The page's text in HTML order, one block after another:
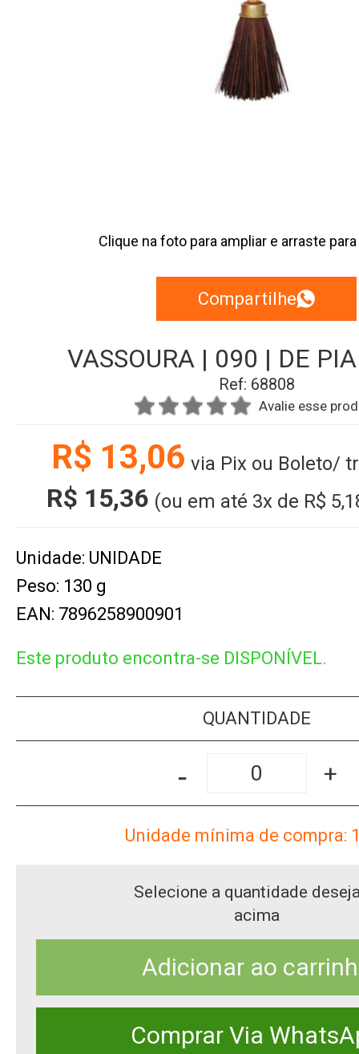
Clique na foto para ampliar e arraste
Compartilhe
VASSOURA | 090 | DE
Ref: 68808
Avalie esse
R$ 13,06 via Pix ou Boleto/
R$ 15,36 (ou em até 3x de R$
Unidade: UNIDADE
Peso: 130 g
EAN: 7896258900901
Este produto encontra-se DISPONÍVEL.
QUANTIDADE
- +
Unidade mínima de compra:
Selecione a quantidade
acima
Adicionar ao
Comprar Via